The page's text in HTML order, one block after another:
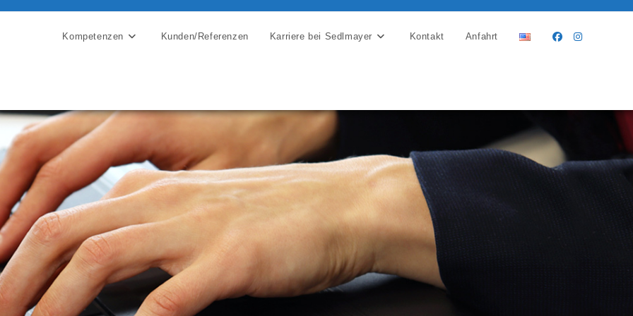
Kompetenzen Kunden/Referenzen Karriere bei Sedlmayer Kontakt Anfahrt